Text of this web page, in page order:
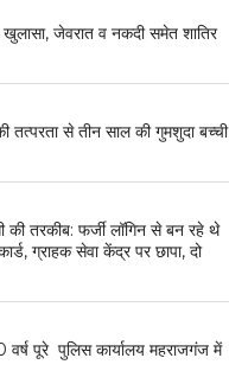
जेवरात व नकदी समेत शातिर
तत्परता से तीन साल की गुमशुदा बच्ची
की तरकीब: फर्जी लॉगिन से बन रहे थे
ग्राहक सेवा केंद्र पर छापा, दो
वर्ष पूरे पुलिस कार्यालय महराजगंज में